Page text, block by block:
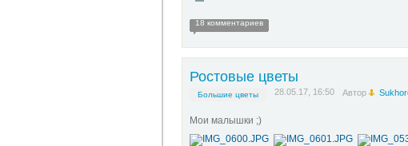
18 комментариев
Ростовые цветы
Большие цветы 28.05.17, 16:50 Автор
Мои малышки ;)